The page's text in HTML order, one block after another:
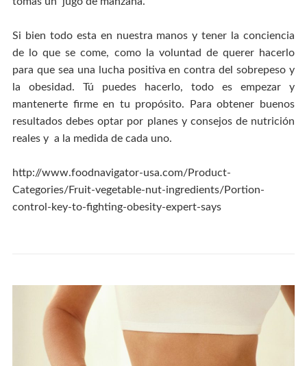
Si bien todo esta en nuestra manos y tener la conciencia
de lo que se come, como la voluntad de querer hacerlo
para que sea una lucha positiva en contra del sobrepeso y
la obesidad. Tú puedes hacerlo, todo es empezar y
mantenerte firme en tu propósito. Para obtener buenos
resultados debes optar por planes y consejos de nutrición
reales y a la medida de cada uno.
http://www.foodnavigator-usa.com/Product-
Categories/Fruit-vegetable-nut-ingredients/Portion-
control-key-to-fighting-obesity-expert-says